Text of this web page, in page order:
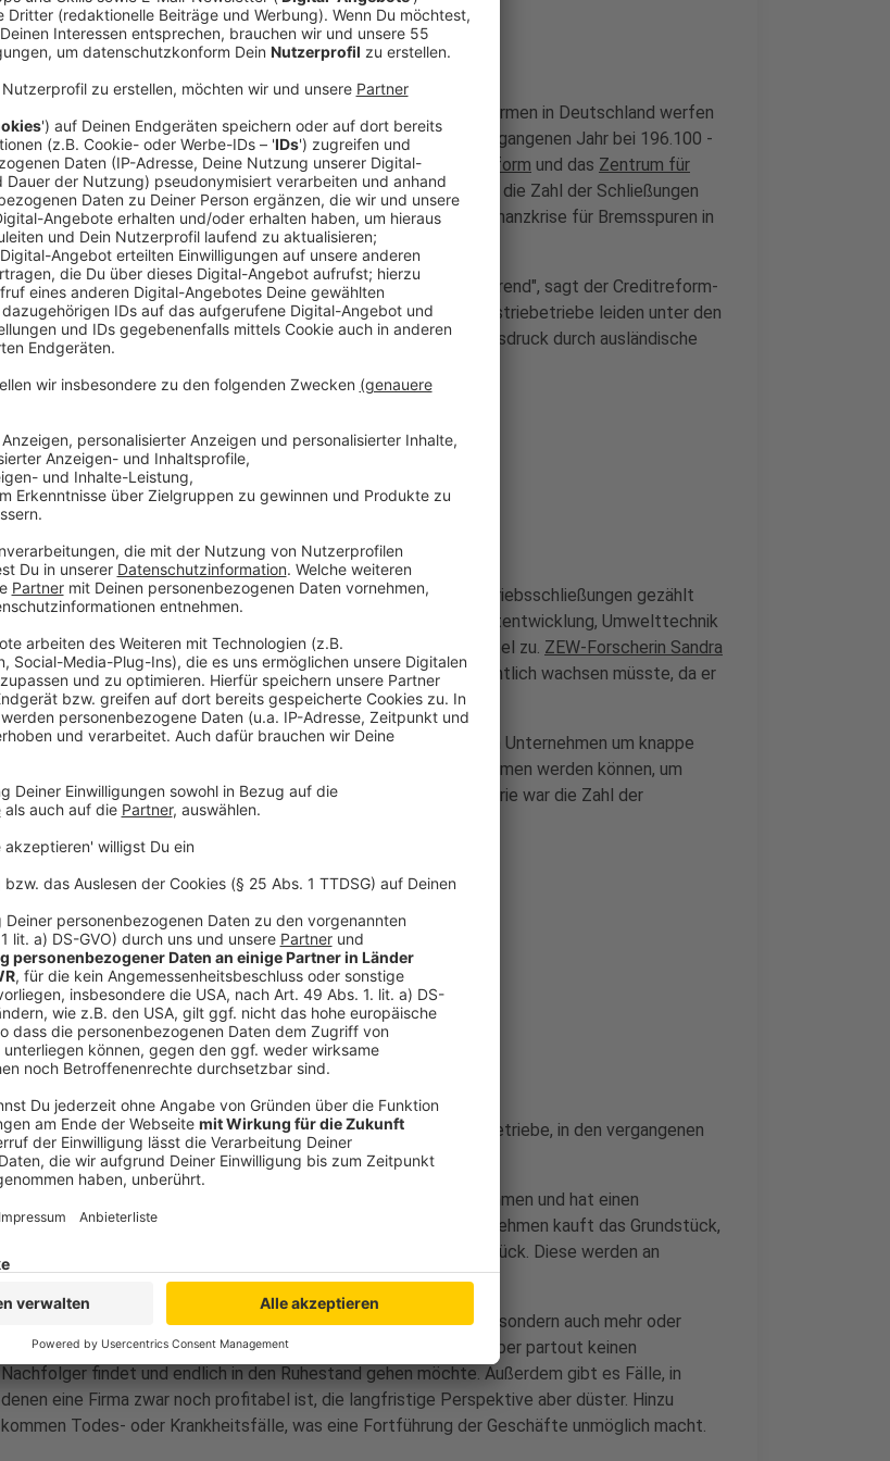
Anzeige
(dpa) - Fehlende Nachfolger und andere Probleme: Immer mehr Firmen in Deutschland werfen
das Handtuch. Die Zahl der Unternehmensschließungen lag im vergangenen Jahr bei 196.100 -
das waren 16 Prozent mehr als 2023, wie dieAuskunftei Creditreform und das Zentrum für
Europäische Wirtschaftsforschung (ZEW)mitteilten. So hoch war die Zahl der Schließungen
seit 2011 nicht mehr gewesen - damals sorgten die Folgen der Finanzkrise für Bremsspuren in
Deutschlands Wirtschaft.
"Die Schließungszahlen sind in allen Wirtschaftsbereichen alarmierend", sagt der Creditreform-
Wirtschaftsforscher Patrik-Ludwig Hantzsch. "Vor allem die Industriebetriebe leiden unter den
hohen Energiekosten in der Produktion, während der Wettbewerbsdruck durch ausländische
Wo die Schließungen sich häufen
Anzeige
In den energieintensiven Wirtschaftsbereichen wurden 1.050 Betriebsschließungen gezählt
und damit 26 Prozent mehr als 2023. Auch im Bereich "IT, Produktentwicklung, Umwelttechnik
und Diagnostik" nahm die Zahl der Schließungen um etwa ein Viertel zu. ZEW-Forscherin Sandra
Gottschalkweist darauf hin, dass dieser Wirtschaftsbereich eigentlich wachsen müsste, da er
eine Zukunftsbranche sei.
Doch wegen eines gravierenden Fachkräftemangels konkurrierten Unternehmen um knappe
Ressourcen. "Das führt dazu, dass nicht genug Aufträge angenommen werden können, um
wirtschaftlich zu arbeiten." Auch in der Pharma- und Chemieindustrie war die Zahl der
Schließungen ungewöhnlich hoch.
Anzeige
Gründe für das Firmensterben
Anzeige
Bei den Schließungen geht es häufig um kleine inhabergeführte Betriebe, in den vergangenen
Jahren waren es aber auch immer mehr größere Unternehmen.
Beispiel: Ein Hotel stellt den Betrieb ein. Es ist in die Jahre gekommen und hat einen
Investitionsstau, es liegt aber in guter Lage. Ein Immobilienunternehmen kauft das Grundstück,
reißt das Gebäude ab und baut neue Wohnungen auf dem Grundstück. Diese werden an
Privatleute verkauft.
Mit Unternehmensschließung gemeint sind nicht nur Insolvenzen, sondern auch mehr oder
minder freiwillige Geschäftsaufgaben - etwa wenn ein Firmeninhaber partout keinen
Nachfolger findet und endlich in den Ruhestand gehen möchte. Außerdem gibt es Fälle, in
denen eine Firma zwar noch profitabel ist, die langfristige Perspektive aber düster. Hinzu
kommen Todes- oder Krankheitsfälle, was eine Fortführung der Geschäfte unmöglich macht.